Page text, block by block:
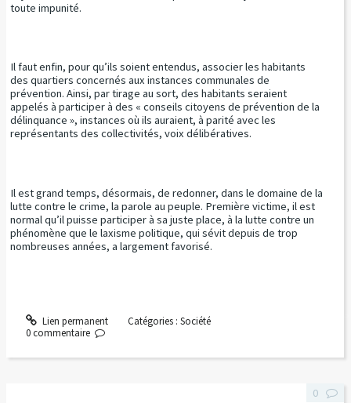
toute impunité.
Il faut enfin, pour qu’ils soient entendus, associer les habitants
des quartiers concernés aux instances communales de
prévention. Ainsi, par tirage au sort, des habitants seraient
appelés à participer à des « conseils citoyens de prévention de la
délinquance », instances où ils auraient, à parité avec les
représentants des collectivités, voix délibératives.
Il est grand temps, désormais, de redonner, dans le domaine de la
lutte contre le crime, la parole au peuple. Première victime, il est
normal qu’il puisse participer à sa juste place, à la lutte contre un
phénomène que le laxisme politique, qui sévit depuis de trop
nombreuses années, a largement favorisé.
Lien permanent Catégories : Société
0 commentaire
0